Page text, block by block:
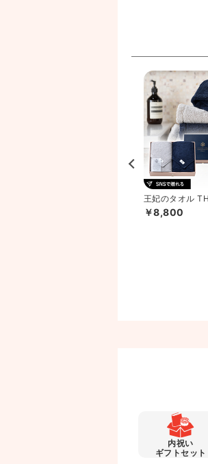
王妃のタオル
TOWEL バスタ...
￥8,800
内祝い
ギフトセット